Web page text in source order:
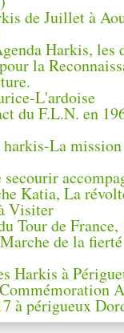
de Juillet à
Harkis, les
la
L'ardoise
du F.L.N. en
La mission
secourir
Katia, La
Visiter
Tour de
de la
Harkis à
à périgueux